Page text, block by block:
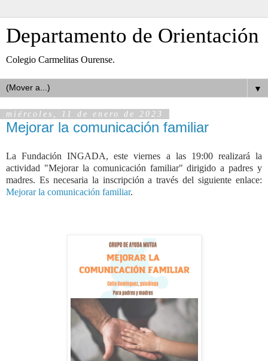
Departamento de Orientación
Colegio Carmelitas Ourense.
▼
miércoles, 11 de enero de 2023
Mejorar la comunicación familiar
La Fundación INGADA, este viernes a las 19:00 realizará la
actividad "Mejorar la comunicación familiar" dirigido a padres y
madres. Es necesaria la inscripción a través del siguiente enlace:
Mejorar la comunicación familiar.